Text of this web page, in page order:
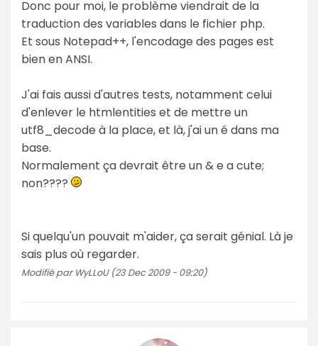
Donc pour moi, le problème viendrait de la
traduction des variables dans le fichier php.
Et sous Notepad++, l'encodage des pages est
bien en ANSI.
J'ai fais aussi d'autres tests, notamment celui
d'enlever le htmlentities et de mettre un
utf8_decode à la place, et là, j'ai un é dans ma
base.
Normalement ça devrait être un & e a cute;
non????
Si quelqu'un pouvait m'aider, ça serait génial. Là je
sais plus où regarder.
Modifié par WyLLoU (23 Dec 2009 - 09:20)